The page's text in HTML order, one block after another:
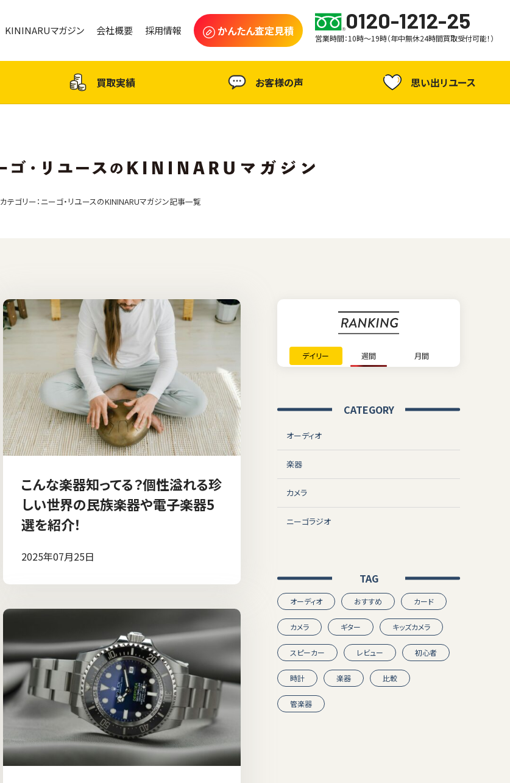
KININARUマガジン 会社概要 採用情報 かんたん査定見積 0120-1212-25
営業時間：10時～19時（年中無休24時間買取受付可能！）
買取実績 お客様の声 思い出リユース
カテゴリー：ニーゴ・リユースのKININARUマガジン記事一覧
こんな楽器知ってる？個性溢れる珍
しい世界の民族楽器や電子楽器5
選を紹介！
2025年07月25日
デイリー 週間 月間
CATEGORY
オーディオ
楽器
カメラ
ニーゴラジオ
TAG
オーディオ おすすめ カード
カメラ ギター キッズカメラ
スピーカー レビュー 初心者
時計 楽器 比較
管楽器